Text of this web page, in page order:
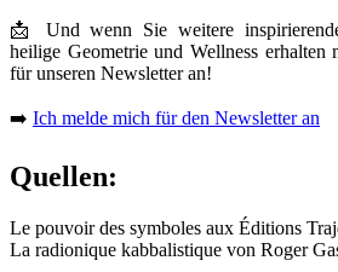
📩 Und wenn Sie weitere
heilige Geometrie und Wellness erhalten
für unseren Newsletter an!
➡️ Ich melde mich für den Newsletter an
Quellen:
Le pouvoir des symboles aux Éditions
La radionique kabbalistique von Roger